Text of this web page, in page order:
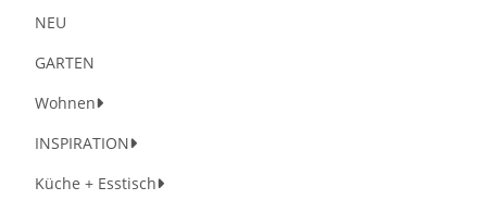
NEU
GARTEN
Wohnen
INSPIRATION
Küche + Esstisch